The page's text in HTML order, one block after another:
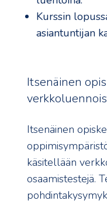
Kurssin
asiantuntijan
Itsenäinen
Itsenäinen
käsitellään
osaamistestejä.